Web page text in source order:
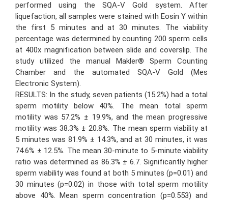
performed using the SQA-V Gold system. After
liquefaction, all samples were stained with Eosin Y within
the first 5 minutes and at 30 minutes. The viability
percentage was determined by counting 200 sperm cells
at 400x magnification between slide and coverslip. The
study utilized the manual Makler® Sperm Counting
Chamber and the automated SQA-V Gold (Mes
Electronic System).
RESULTS: In the study, seven patients (15.2%) had a total
sperm motility below 40%. The mean total sperm
motility was 57.2% ± 19.9%, and the mean progressive
motility was 38.3% ± 20.8%. The mean sperm viability at
5 minutes was 81.9% ± 14.3%, and at 30 minutes, it was
74.6% ± 12.5%. The mean 30-minute to 5-minute viability
ratio was determined as 86.3% ± 6.7. Significantly higher
sperm viability was found at both 5 minutes (p=0.01) and
30 minutes (p=0.02) in those with total sperm motility
above 40%. Mean sperm concentration (p=0.553) and